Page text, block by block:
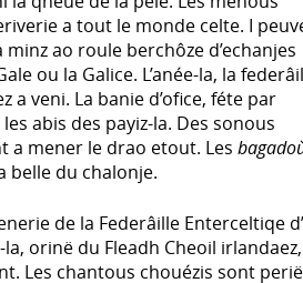
a tout le monde celte. I
minz ao roule berchôze d’echanjes
ou la Galice. L’anée-la, la
a veni. La banie d’ofice, féte par
abis des payiz-la. Des sonous
a mener le drao etout. Les
belle du chalonje.
de la Federâille Enterceltiqe
orinë du Fleadh Cheoil irlandaez,
Les chantous chouézis sont